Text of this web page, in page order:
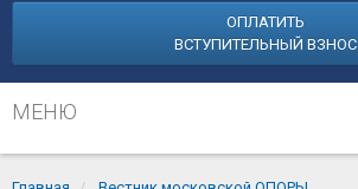
ОПЛАТИТЬ
ВСТУПИТЕЛЬНЫЙ ВЗНОС
МЕНЮ